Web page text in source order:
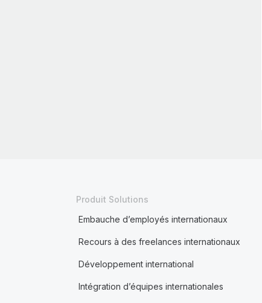
Produit Solutions
Embauche d’employés internationaux
Recours à des freelances internationaux
Développement international
Intégration d’équipes internationales